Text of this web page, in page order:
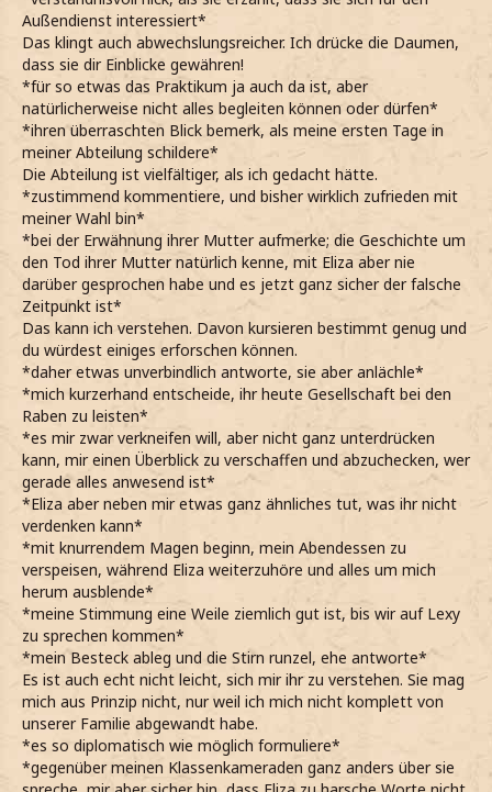
überrascht die Augenbrauen hochziehe*
Mir war gar nicht bewusst, dass diese Abteilung mit
solchen Problemen betraut ist.
*ehrlich sage, als er meint, dass Streitereien geschlichtet
werden*
*mich jedoch allgemein weniger mit Quidditch und Sport
beschäftige und bisher nicht weiter darüber nachgedacht
habe*
*es insgesamt interessant finde, solche internen Dinge
nun aus erster Hand zu erfahren*
*bei seiner Frage nachdenklich die Brauen
zusammenziehe, ehe nicke*
Ich könnte mir die Arbeit dort durchaus vorstellen,
besonders im Büro zur Ermittlung und Beschlagnahme
gefälschter Verteidigungszauber und Schutzgegenstände.
Immerhin interessieren mich magische Artefakte und
verzauberte Gegenstände sehr. Das habe ich wohl von
meiner Mutter.
*mit einem leichten Lächeln andeute und mir eine
Haarsträhne aus der Stirn streiche*
*diese Leidenschaft sowohl an mich als auch an Theo
Ella271 übergegangen ist*
*ganz froh über Olivers Angebot bin und ihm das mit
einem warmen Lächeln zeige*
*die Stimmung zwischen uns überraschend entspannt ist
und sehr hoffe, dass es so bleibt*
*ihn zum Ravenclawtisch führe und nur kurz den Blick
schweifen lasse*
*mich allerdings bei den wenigen Schülern und Studenten
relativ unbeobachtet fühle*
*ihm einen Kürbissaft einschenke und fast ein wenig
überrascht bin, dass er diesen nach der
Kotzpastillenaktion noch mag*
*bei seinem Kommentar etwas zwiegespalten erst die
Stirn runzle, dann einen Mundwinkel anhebe*
Ihr versteht euch noch nimmer nicht sonderlich gut, oder?
Außendienst interessiert*
Das klingt auch abwechslungsreicher. Ich drücke die Daumen,
dass sie dir Einblicke gewähren!
*für so etwas das Praktikum ja auch da ist, aber
natürlicherweise nicht alles begleiten können oder dürfen*
*ihren überraschten Blick bemerk, als meine ersten Tage in
meiner Abteilung schildere*
Die Abteilung ist vielfältiger, als ich gedacht hätte.
*zustimmend kommentiere, und bisher wirklich zufrieden mit
meiner Wahl bin*
*bei der Erwähnung ihrer Mutter aufmerke; die Geschichte um
den Tod ihrer Mutter natürlich kenne, mit Eliza aber nie
darüber gesprochen habe und es jetzt ganz sicher der falsche
Zeitpunkt ist*
Das kann ich verstehen. Davon kursieren bestimmt genug und
du würdest einiges erforschen können.
*daher etwas unverbindlich antworte, sie aber anlächle*
*mich kurzerhand entscheide, ihr heute Gesellschaft bei den
Raben zu leisten*
*es mir zwar verkneifen will, aber nicht ganz unterdrücken
kann, mir einen Überblick zu verschaffen und abzuchecken, wer
gerade alles anwesend ist*
*Eliza aber neben mir etwas ganz ähnliches tut, was ihr nicht
verdenken kann*
*mit knurrendem Magen beginn, mein Abendessen zu
verspeisen, während Eliza weiterzuhöre und alles um mich
herum ausblende*
*meine Stimmung eine Weile ziemlich gut ist, bis wir auf Lexy
zu sprechen kommen*
*mein Besteck ableg und die Stirn runzel, ehe antworte*
Es ist auch echt nicht leicht, sich mir ihr zu verstehen. Sie mag
mich aus Prinzip nicht, nur weil ich mich nicht komplett von
unserer Familie abgewandt habe.
*es so diplomatisch wie möglich formuliere*
*gegenüber meinen Klassenkameraden ganz anders über sie